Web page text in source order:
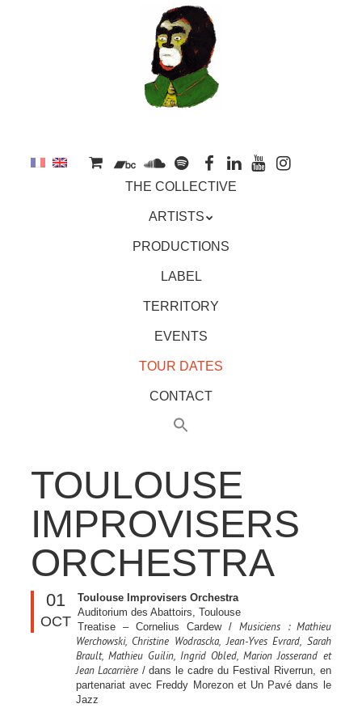
THE COLLECTIVE
ARTISTS
PRODUCTIONS
LABEL
TERRITORY
EVENTS
TOUR DATES
CONTACT
TOULOUSE
IMPROVISERS
ORCHESTRA
01
OCT
Toulouse Improvisers Orchestra
Auditorium des Abattoirs, Toulouse
Treatise – Cornelius Cardew /Musiciens : Mathieu
Werchowski, Christine Wodrascka, Jean-Yves Evrard, Sarah
Brault, Mathieu Guilin, Ingrid Obled, Marion Josserand et
Jean Lacarrière/ dans le cadre du Festival Riverrun, en
partenariat avec Freddy Morezon et Un Pavé dans le
Jazz